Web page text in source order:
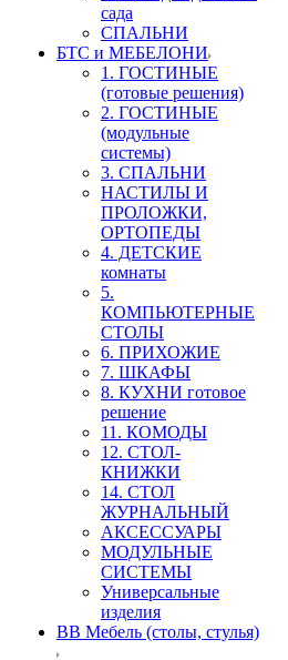
сада
СПАЛЬНИ
БТС и МЕБЕЛОНИ
1. ГОСТИНЫЕ
(готовые решения)
2. ГОСТИНЫЕ
(модульные
системы)
3. СПАЛЬНИ
НАСТИЛЫ И
ПРОЛОЖКИ,
ОРТОПЕДЫ
4. ДЕТСКИЕ
комнаты
5.
КОМПЬЮТЕРНЫЕ
СТОЛЫ
6. ПРИХОЖИЕ
7. ШКАФЫ
8. КУХНИ готовое
решение
11. КОМОДЫ
12. СТОЛ-
КНИЖКИ
14. СТОЛ
ЖУРНАЛЬНЫЙ
АКСЕССУАРЫ
МОДУЛЬНЫЕ
СИСТЕМЫ
Универсальные
изделия
ВВ Мебель (столы, стулья)